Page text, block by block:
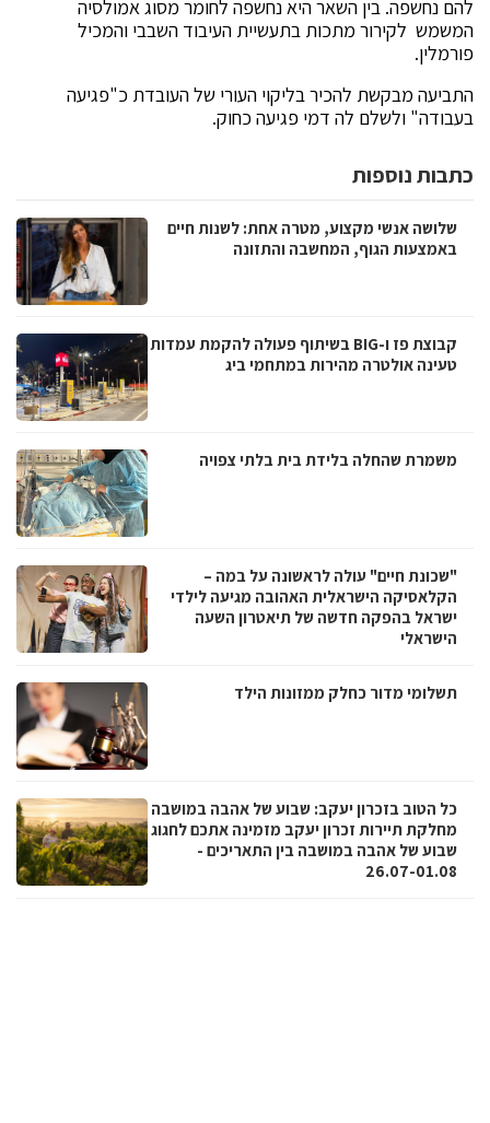
להם נחשפה. בין השאר היא נחשפה לחומר מסוג אמולסיה
המשמש לקירור מתכות בתעשיית העיבוד השבבי והמכיל
פורמלין.
התביעה מבקשת להכיר בליקוי העורי של העובדת כ"פגיעה
בעבודה" ולשלם לה דמי פגיעה כחוק.
כתבות נוספות
שלושה אנשי מקצוע, מטרה אחת: לשנות חיים
באמצעות הגוף, המחשבה והתזונה
קבוצת פז ו-BIG בשיתוף פעולה להקמת עמדות
טעינה אולטרה מהירות במתחמי ביג
משמרת שהחלה בלידת בית בלתי צפויה
"שכונת חיים" עולה לראשונה על במה –
הקלאסיקה הישראלית האהובה מגיעה לילדי
ישראל בהפקה חדשה של תיאטרון השעה
הישראלי
תשלומי מדור כחלק ממזונות הילד
כל הטוב בזכרון יעקב: שבוע של אהבה במושבה
מחלקת תיירות זכרון יעקב מזמינה אתכם לחגוג
שבוע של אהבה במושבה בין התאריכים -
26.07-01.08